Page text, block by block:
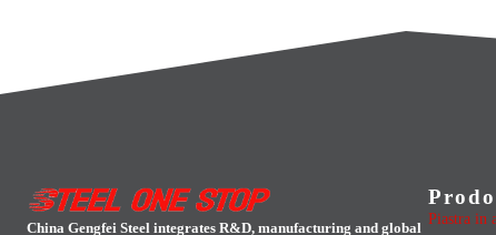
China Gengfei Steel integrates R&D, manufacturing and global
Piastra in